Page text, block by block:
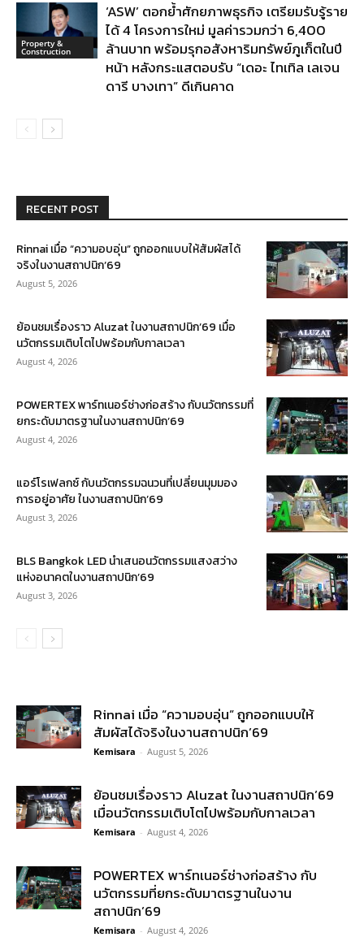
Property &
Construction
‘ASW’ ตอกย้ำศักยภาพธุรกิจ เตรียมรับรู้ราย
ได้ 4 โครงการใหม่ มูลค่ารวมกว่า 6,400
ล้านบาท พร้อมรุกอสังหาริมทรัพย์ภูเก็ตในปี
หน้า หลังกระแสตอบรับ “เดอะ ไทเทิล เลเจน
ดารี บางเทา” ดีเกินคาด
RECENT POST
Rinnai เมื่อ “ความอบอุ่น” ถูกออกแบบให้สัมผัสได้
จริงในงานสถาปนิก’69
August 5, 2026
ย้อนชมเรื่องราว Aluzat ในงานสถาปนิก’69 เมื่อ
นวัตกรรมเติบโตไปพร้อมกับกาลเวลา
August 4, 2026
POWERTEX พาร์ทเนอร์ช่างก่อสร้าง กับนวัตกรรมที่
ยกระดับมาตรฐานในงานสถาปนิก’69
August 4, 2026
แอร์โรเฟลกซ์ กับนวัตกรรมฉนวนที่เปลี่ยนมุมมอง
การอยู่อาศัย ในงานสถาปนิก’69
August 3, 2026
BLS Bangkok LED นำเสนอนวัตกรรมแสงสว่าง
แห่งอนาคตในงานสถาปนิก’69
August 3, 2026
Rinnai เมื่อ “ความอบอุ่น” ถูกออกแบบให้
สัมผัสได้จริงในงานสถาปนิก’69
Kemisara - August 5, 2026
ย้อนชมเรื่องราว Aluzat ในงานสถาปนิก’69
เมื่อนวัตกรรมเติบโตไปพร้อมกับกาลเวลา
Kemisara - August 4, 2026
POWERTEX พาร์ทเนอร์ช่างก่อสร้าง กับ
นวัตกรรมที่ยกระดับมาตรฐานในงาน
สถาปนิก’69
Kemisara - August 4, 2026